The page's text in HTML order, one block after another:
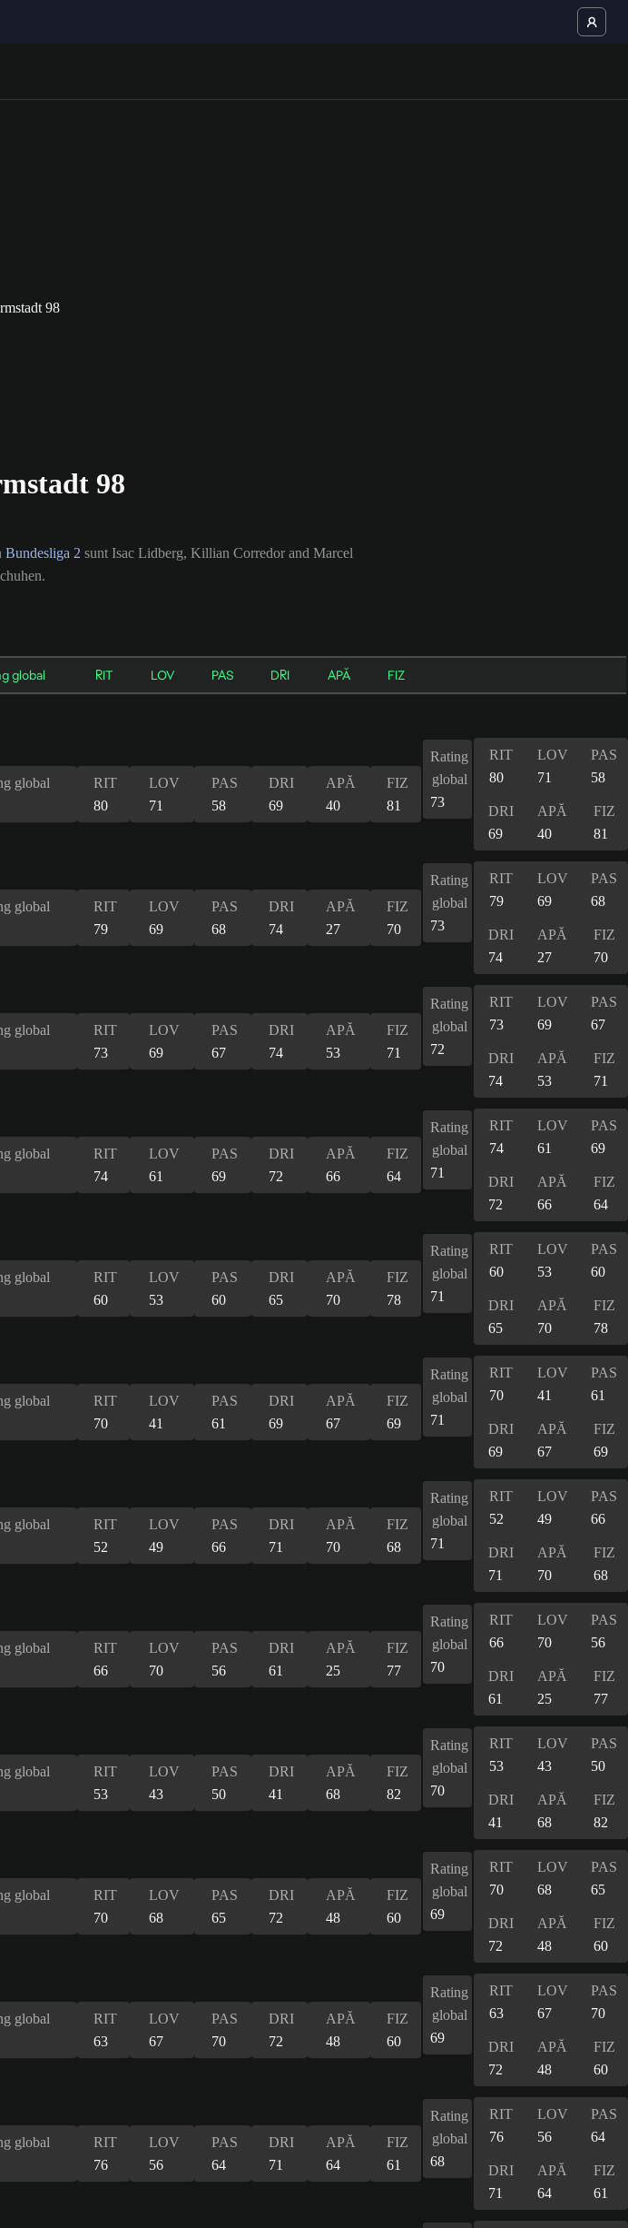
98
Bundesliga 2 sunt Isac Lidberg, Killian Corredor and Marcel
global RIT LOV PAS DRI APĂ FIZ
global
RIT
80
LOV
71
PAS
58
DRI
69
APĂ
40
FIZ
81
Rating
global
73
RIT
80
LOV
71
PAS
58
DRI
69
APĂ
40
FIZ
81
global
RIT
79
LOV
69
PAS
68
DRI
74
APĂ
27
FIZ
70
Rating
global
73
RIT
79
LOV
69
PAS
68
DRI
74
APĂ
27
FIZ
70
global
RIT
73
LOV
69
PAS
67
DRI
74
APĂ
53
FIZ
71
Rating
global
72
RIT
73
LOV
69
PAS
67
DRI
74
APĂ
53
FIZ
71
global
RIT
74
LOV
61
PAS
69
DRI
72
APĂ
66
FIZ
64
Rating
global
71
RIT
74
LOV
61
PAS
69
DRI
72
APĂ
66
FIZ
64
global
RIT
60
LOV
53
PAS
60
DRI
65
APĂ
70
FIZ
78
Rating
global
71
RIT
60
LOV
53
PAS
60
DRI
65
APĂ
70
FIZ
78
global
RIT
70
LOV
41
PAS
61
DRI
69
APĂ
67
FIZ
69
Rating
global
71
RIT
70
LOV
41
PAS
61
DRI
69
APĂ
67
FIZ
69
global
RIT
52
LOV
49
PAS
66
DRI
71
APĂ
70
FIZ
68
Rating
global
71
RIT
52
LOV
49
PAS
66
DRI
71
APĂ
70
FIZ
68
global
RIT
66
LOV
70
PAS
56
DRI
61
APĂ
25
FIZ
77
Rating
global
70
RIT
66
LOV
70
PAS
56
DRI
61
APĂ
25
FIZ
77
global
RIT
53
LOV
43
PAS
50
DRI
41
APĂ
68
FIZ
82
Rating
global
70
RIT
53
LOV
43
PAS
50
DRI
41
APĂ
68
FIZ
82
global
RIT
70
LOV
68
PAS
65
DRI
72
APĂ
48
FIZ
60
Rating
global
69
RIT
70
LOV
68
PAS
65
DRI
72
APĂ
48
FIZ
60
global
RIT
63
LOV
67
PAS
70
DRI
72
APĂ
48
FIZ
60
Rating
global
69
RIT
63
LOV
67
PAS
70
DRI
72
APĂ
48
FIZ
60
global
RIT
76
LOV
56
PAS
64
DRI
71
APĂ
64
FIZ
61
Rating
global
68
RIT
76
LOV
56
PAS
64
DRI
71
APĂ
64
FIZ
61